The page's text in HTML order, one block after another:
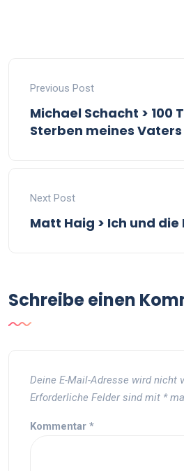
Previous Post
Michael Schacht > 100
Sterben meines Vaters
Next Post
Matt Haig > Ich und die
Schreibe einen
Deine E-Mail-Adresse wird nicht
Erforderliche Felder sind mit *
Kommentar *